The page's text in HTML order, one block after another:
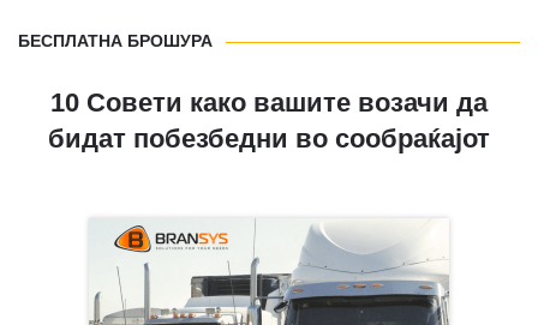
БЕСПЛАТНА БРОШУРА
10 Совети како вашите возачи да
бидат побезбедни во сообраќајот